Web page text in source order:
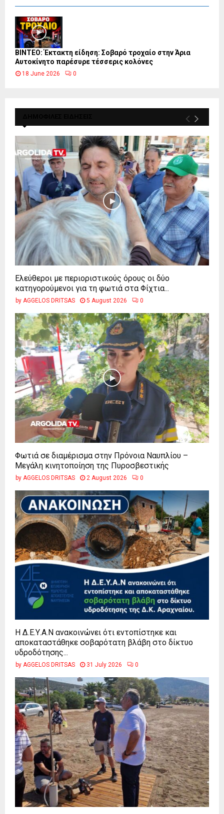
ΒΙΝΤΕΟ: Έκτακτη είδηση: Σοβαρό τροχαίο στην Άρια
Αυτοκίνητο παρέσυρε τέσσερις κολόνες
18 June 2026 0
Ελεύθεροι με περιοριστικούς όρους οι δύο
κατηγορούμενοι για τη φωτιά στα Φίχτια...
by AGGELOS DRITSAS 5 August 2026 0
Φωτιά σε διαμέρισμα στην Πρόνοια Ναυπλίου –
Μεγάλη κινητοποίηση της Πυροσβεστικής
by AGGELOS DRITSAS 2 August 2026 0
Η Δ.Ε.Υ.Α.Ν ανακοινώνει ότι εντοπίστηκε και
αποκαταστάθηκε σοβαρότατη βλάβη στο δίκτυο
υδροδότησης...
by AGGELOS DRITSAS 31 July 2026 0